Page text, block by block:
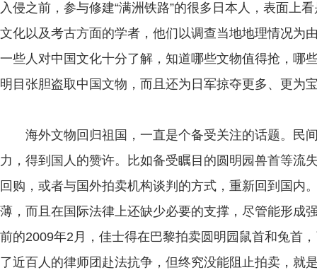
入侵之前，参与修建“满洲铁路”的很多日本人，表面上
文化以及考古方面的学者，他们以调查当地地理情况为
一些人对中国文化十分了解，知道哪些文物值得抢，哪
明目张胆盗取中国文物，而且还为日军掠夺更多、更为
海外文物回归祖国，一直是个备受关注的话题。民
力，得到国人的赞许。比如备受瞩目的圆明园兽首等流
回购，或者与国外拍卖机构谈判的方式，重新回到国内
薄，而且在国际法律上还缺少必要的支撑，尽管能形成
前的2009年2月，佳士得在巴黎拍卖圆明园鼠首和兔首
了近百人的律师团赴法抗争，但终究没能阻止拍卖，就